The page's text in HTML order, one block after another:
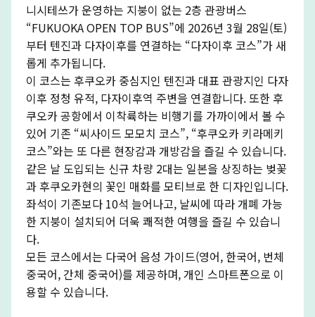
니시테쓰가 운영하는 지붕이 없는 2층 관광버스
“FUKUOKA OPEN TOP BUS”에 2026년 3월 28일(토)
부터 텐진과 다자이후를 연결하는 “다자이후 코스”가 새
롭게 추가됩니다.
이 코스는 후쿠오카 중심지인 텐진과 대표 관광지인 다자
이후 정청 유적, 다자이후역 주변을 연결합니다. 또한 후
쿠오카 공항에서 이착륙하는 비행기를 가까이에서 볼 수
있어 기존 “씨사이드 모모치 코스”, “후쿠오카 키라메키
코스”와는 또 다른 현장감과 개방감을 즐길 수 있습니다.
같은 날 도입되는 신규 차량 2대는 일본을 상징하는 벚꽃
과 후쿠오카현의 꽃인 매화를 모티브로 한 디자인입니다.
좌석이 기존보다 10석 늘어나고, 날씨에 따라 개폐 가능
한 지붕이 설치되어 더욱 쾌적한 여행을 즐길 수 있습니
다.
모든 코스에서는 다국어 음성 가이드(영어, 한국어, 번체
중국어, 간체 중국어)를 제공하며, 개인 스마트폰으로 이
용할 수 있습니다.